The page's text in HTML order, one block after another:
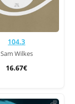
104.3
Sam Wilkes
16.67€